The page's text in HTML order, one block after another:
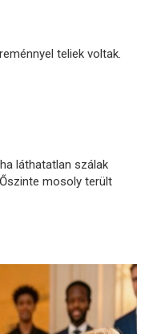
teliek voltak.
láthatatlan szálak
mosoly terült